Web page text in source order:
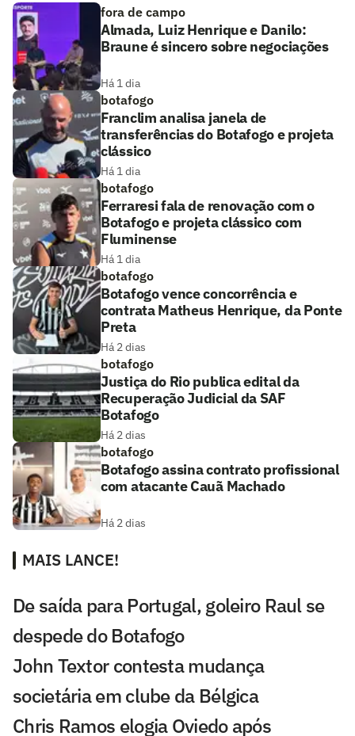
fora de campo
Almada, Luiz Henrique e Danilo:
Braune é sincero sobre negociações
Há 1 dia
botafogo
Franclim analisa janela de
transferências do Botafogo e projeta
clássico
Há 1 dia
botafogo
Ferraresi fala de renovação com o
Botafogo e projeta clássico com
Fluminense
Há 1 dia
botafogo
Botafogo vence concorrência e
contrata Matheus Henrique, da Ponte
Preta
Há 2 dias
botafogo
Justiça do Rio publica edital da
Recuperação Judicial da SAF
Botafogo
Há 2 dias
botafogo
Botafogo assina contrato profissional
com atacante Cauã Machado
Há 2 dias
MAIS LANCE!
De saída para Portugal, goleiro Raul se
despede do Botafogo
John Textor contesta mudança
societária em clube da Bélgica
Chris Ramos elogia Oviedo após